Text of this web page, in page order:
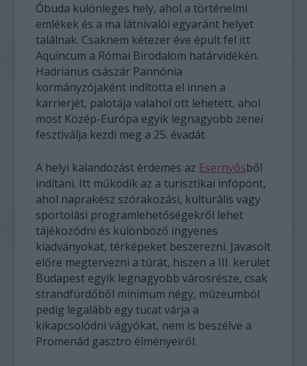
Óbuda különleges hely, ahol a történelmi
emlékek és a ma látnivalói egyaránt helyet
találnak. Csaknem kétezer éve épült fel itt
Aquincum a Római Birodalom határvidékén.
Hadrianus császár Pannónia
kormányzójaként indította el innen a
karrierjét, palotája valahol ott lehetett, ahol
most Közép-Európa egyik legnagyobb zenei
fesztiválja kezdi meg a 25. évadát.
A helyi kalandozást érdemes az Esernyősből
indítani. Itt működik az a turisztikai infópont,
ahol naprakész szórakozási, kulturális vagy
sportolási programlehetőségekről lehet
tájékozódni és különböző ingyenes
kiadványokat, térképeket beszerezni. Javasolt
előre megtervezni a túrát, hiszen a III. kerület
Budapest egyik legnagyobb városrésze, csak
strandfürdőből minimum négy, múzeumból
pedig legalább egy tucat várja a
kikapcsolódni vágyókat, nem is beszélve a
Promenád gasztro élményeiről.